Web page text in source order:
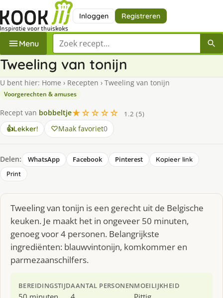
Inloggen Registreren
Menu Zoek een recept
Tweeling van tonijn
U bent hier: Home › Recepten › Tweeling van tonijn
Voorgerechten & amuses
Recept van bobbeltje★☆☆☆☆
1.2 (5)
👍Lekker! Maak favoriet0
Delen: WhatsApp Facebook Pinterest
Kopieer link
Print
Tweeling van tonijn is een gerecht uit de Belgische
keuken. Je maakt het in ongeveer 50 minuten,
genoeg voor 4 personen. Belangrijkste
ingrediënten: blauwvintonijn, komkommer en
parmezaanschilfers.
BEREIDINGSTIJDAANTAL PERSONENMOEILIJKHEID